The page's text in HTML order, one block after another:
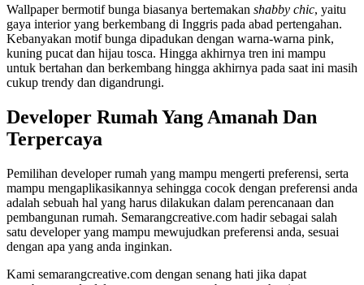
Wallpaper bermotif bunga biasanya bertemakan shabby chic, yaitu
gaya interior yang berkembang di Inggris pada abad pertengahan.
Kebanyakan motif bunga dipadukan dengan warna-warna pink,
kuning pucat dan hijau tosca. Hingga akhirnya tren ini mampu
untuk bertahan dan berkembang hingga akhirnya pada saat ini masih
cukup trendy dan digandrungi.
Developer Rumah Yang Amanah Dan
Terpercaya
Pemilihan developer rumah yang mampu mengerti preferensi, serta
mampu mengaplikasikannya sehingga cocok dengan preferensi anda
adalah sebuah hal yang harus dilakukan dalam perencanaan dan
pembangunan rumah. Semarangcreative.com hadir sebagai salah
satu developer yang mampu mewujudkan preferensi anda, sesuai
dengan apa yang anda inginkan.
Kami semarangcreative.com dengan senang hati jika dapat